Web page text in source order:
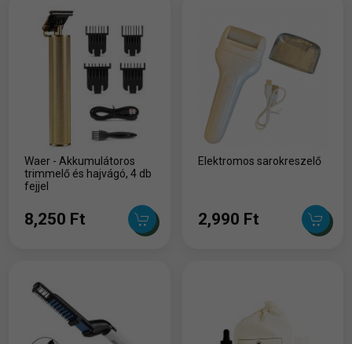
Waer - Akkumulátoros
trimmelő és hajvágó, 4 db
fejjel
8,250 Ft
Elektromos sarokreszelő
2,990 Ft